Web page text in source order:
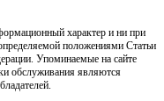
характер и ни при
положениями Статьи
Упоминаемые на сайте
обслуживания являются